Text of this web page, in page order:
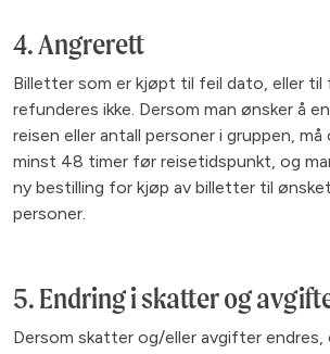
4. Angrerett
Billetter som er kjøpt til feil dato, eller til
refunderes ikke. Dersom man ønsker å
reisen eller antall personer i gruppen, må
minst 48 timer før reisetidspunkt, og
ny bestilling for kjøp av billetter til
personer.
5. Endring i skatter og
Dersom skatter og/eller avgifter